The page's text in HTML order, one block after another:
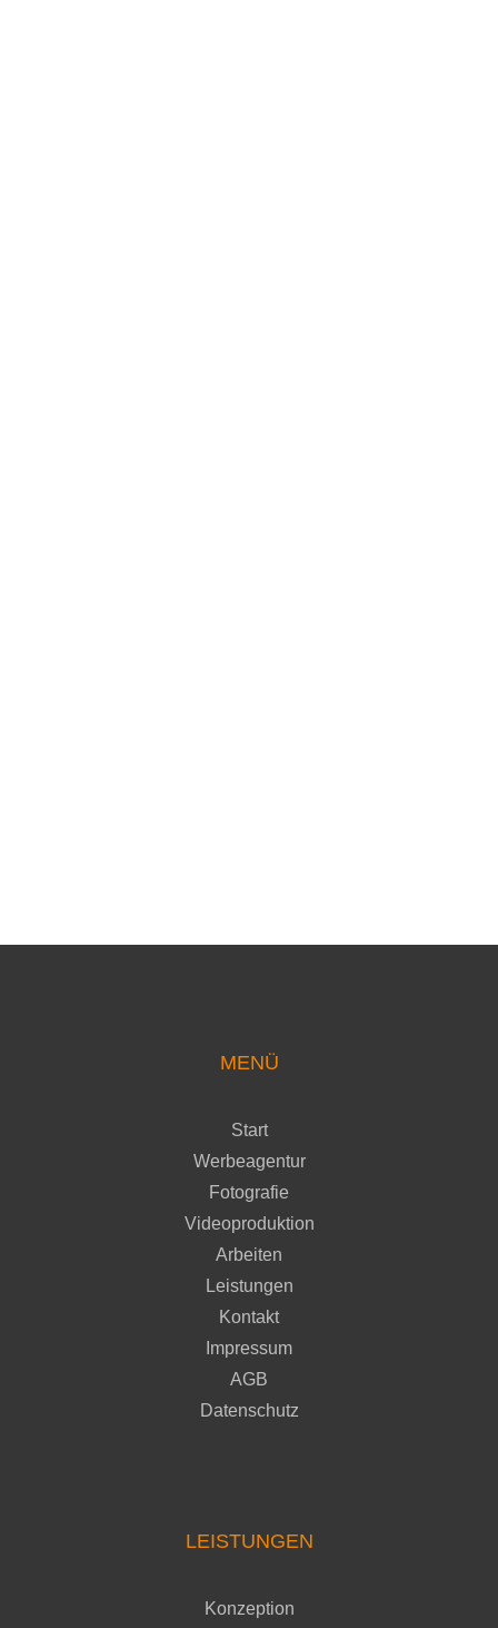
MENÜ
Start
Werbeagentur
Fotografie
Videoproduktion
Arbeiten
Leistungen
Kontakt
Impressum
AGB
Datenschutz
LEISTUNGEN
Konzeption